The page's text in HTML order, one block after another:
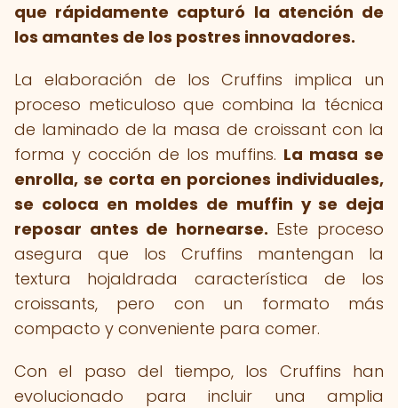
que rápidamente capturó la atención de
los amantes de los postres innovadores.
La elaboración de los Cruffins implica un
proceso meticuloso que combina la técnica
de laminado de la masa de croissant con la
forma y cocción de los muffins. La masa se
enrolla, se corta en porciones individuales,
se coloca en moldes de muffin y se deja
reposar antes de hornearse. Este proceso
asegura que los Cruffins mantengan la
textura hojaldrada característica de los
croissants, pero con un formato más
compacto y conveniente para comer.
Con el paso del tiempo, los Cruffins han
evolucionado para incluir una amplia